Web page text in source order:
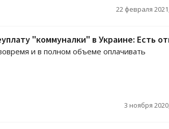
22 февраля
"коммуналки" в Украине: Есть
и в полном объеме оплачивать
3 ноября